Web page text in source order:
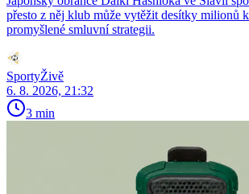
přesto z něj klub může vytěžit desítky milionů
promyšlené smluvní strategii.
SportyŽivě
6. 8. 2026, 21:32
3 min